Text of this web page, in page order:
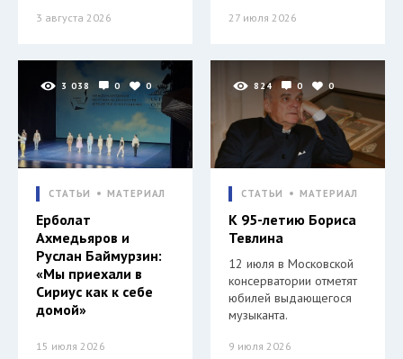
3 августа 2026 27 июля 2026
3 038 0 0
СТАТЬИ МАТЕРИАЛ
Ерболат
Ахмедьяров и
Руслан Баймурзин:
«Мы приехали в
Сириус как к себе
домой»
15 июля 2026
824 0 0
СТАТЬИ МАТЕРИАЛ
К 95-летию Бориса
Тевлина
12 июля в Московской
консерватории отметят
юбилей выдающегося
музыканта.
9 июля 2026